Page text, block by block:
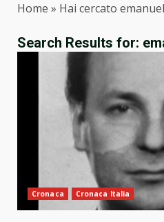
Home » Hai cercato
Search Results for:
Cronaca Cronaca Italia